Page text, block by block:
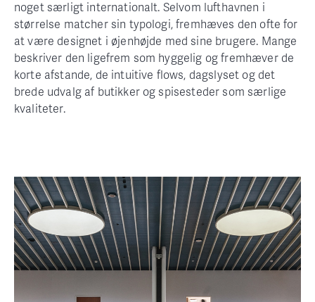
noget særligt internationalt. Selvom lufthavnen i
størrelse matcher sin typologi, fremhæves den ofte for
at være designet i øjenhøjde med sine brugere. Mange
beskriver den ligefrem som hyggelig og fremhæver de
korte afstande, de intuitive flows, dagslyset og det
brede udvalg af butikker og spisesteder som særlige
kvaliteter.